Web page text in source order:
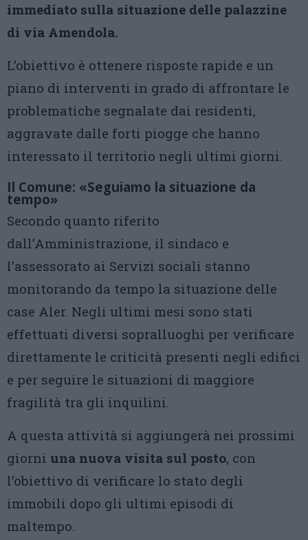
immediato sulla situazione delle palazzine
di via Amendola.
L’obiettivo è ottenere risposte rapide e un
piano di interventi in grado di affrontare le
problematiche segnalate dai residenti,
aggravate dalle forti piogge che hanno
interessato il territorio negli ultimi giorni.
Il Comune: «Seguiamo la situazione da
tempo»
Secondo quanto riferito
dall’Amministrazione, il sindaco e
l’assessorato ai Servizi sociali stanno
monitorando da tempo la situazione delle
case Aler. Negli ultimi mesi sono stati
effettuati diversi sopralluoghi per verificare
direttamente le criticità presenti negli edifici
e per seguire le situazioni di maggiore
fragilità tra gli inquilini.
A questa attività si aggiungerà nei prossimi
giorni una nuova visita sul posto, con
l’obiettivo di verificare lo stato degli
immobili dopo gli ultimi episodi di
maltempo.